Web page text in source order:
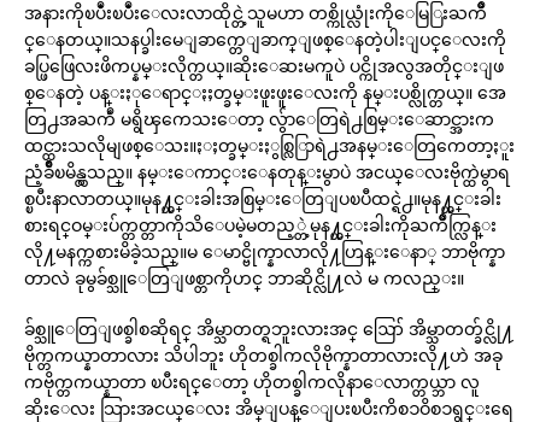
အနားကိုၿပဳံးၿပဳံးေလးလာထိုင္တဲ့သူမဟာ တစ္ကိုယ္လုံးကိုေမြြးႀကိဳ
င္ေနတယ္။သနပ္ခါးမေျခာက္တေျခာက္ျဖစ္ေနတဲ့ပါးျပင္ေလးကို
ခပ္ဖြဖြေလးဖိကပ္နမ္းလိုက္တယ္။ဆိုးေဆးမကူပဲ ပင္ကိုအလွအတိုင္းျဖ
စ္ေနတဲ့ ပန္းႏုေရာင္ႏႈတ္ခမ္းဖူးဖူးေလးကို နမ္းပစ္လိုက္တယ္။ အေ
တြ႕အႀကဳံ မရွိၾကေသးေတာ့ လွ်ာေတြရဲ႕စြမ္းေဆာင္အားက
ထင္ထားသလိုမျဖစ္ေသး။ႏႈတ္ခမ္းႏွစ္လြြာရဲ႕အနမ္းေတြကေတာ့ႏူး
ညံ့ခ်ိဳၿမိန္လွသည္။ နမ္းေကာင္းေနတုန္းမွာပဲ အငယ္ေလးဗိုက္ထဲမွာရ
စ္ၿပီးနာလာတယ္။မုန႔္ဟင္းခါးအစြမ္းေတြျပၿပီထင္ရဲ႕။မုန႔္ဟင္းခါး
စားရင္ဝမ္းပ်က္တတ္တာကိုသိေပမဲ့မတည့္တဲ့မုန႔္ဟင္းခါးကိုႀကိဳက္လြန္း
လို႔မနက္ကစားမိခဲ့သည္။မ ေမာင္ဗိုက္နာလာလို႔ဟြန္းေနာ္ ဘာဗိုက္နာ
တာလဲ ခုမွခ်စ္သူေတြျဖစ္တာကိုဟင္ ဘာဆိုင္လို႔လဲ မ ကလည္း။
ခ်စ္သူေတြျဖစ္ခါစဆိုရင္ အိမ္သာတတ္ရဘူးလားအင္ ဪ အိမ္သာတတ္ခ်င္လို႔
ဗိုက္တကယ္နာတာလား သိပါဘူး ဟိုတစ္ခါကလိုဗိုက္နာတာလားလို႔ဟဲ အခု
ကဗိုက္တကယ္နာတာ ၿပီးရင္ေတာ့ ဟိုတစ္ခါကလိုနာေလာက္တယ္ဘာ လူ
ဆိုးေလး သြားအငယ္ေလး အိမ္ျပန္ေျပးၿပီးကိစၥဝိစၥရွင္းရေ